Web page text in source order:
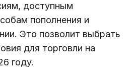
доступным
пополнения и
Это позволит выбрать
для торговли на
году.